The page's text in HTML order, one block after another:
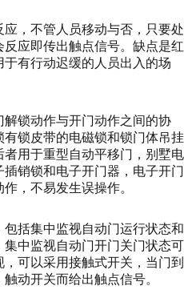
，不管人员移动与否，只要处
应即传出触点信号。缺点是红
有行动迟缓的人员出入的场
锁动作与开门动作之间的协
锁皮带的电磁锁和锁门体吊挂
用于重型自动平移门，别墅电
销锁和电子开门器，电子开门
，不易发生误操作。
括集中监视自动门运行状态和
中监视自动门开门关门状态可
可以采用接触式开关，当门到
动开关而给出触点信号。